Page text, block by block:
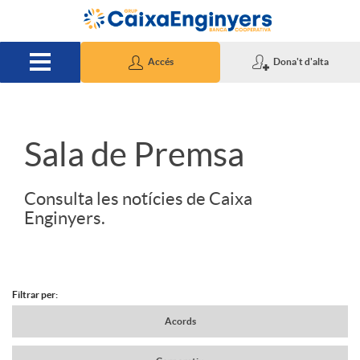
Salta al contingut principal
Accés Dona't d'alta
S
d
Sala de Premsa
Consulta les notícies de Caixa
Enginyers.
N
Filtrar per:
Acords